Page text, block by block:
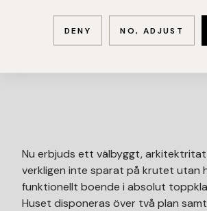
Nu erbjuds ett välbyggt,
verkligen inte sparat på krutet utan
funktionellt boende i absolut
Huset disponeras över två plan
DENY NO, ADJUST